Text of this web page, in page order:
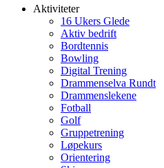
Aktiviteter
16 Ukers Glede
Aktiv bedrift
Bordtennis
Bowling
Digital Trening
Drammenselva Rundt
Drammenslekene
Fotball
Golf
Gruppetrening
Løpekurs
Orientering